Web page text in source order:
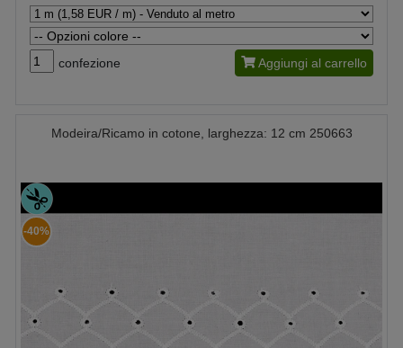
confezione Aggiungi al carrello
Modeira/Ricamo in cotone, larghezza: 12 cm 250663
-40%